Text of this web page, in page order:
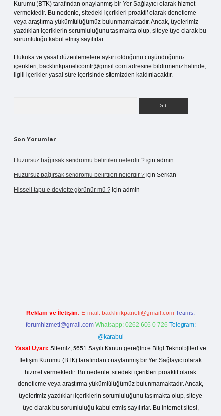
Kurumu (BTK) tarafından onaylanmış bir Yer Sağlayıcı olarak hizmet
vermektedir. Bu nedenle, sitedeki içerikleri proaktif olarak denetleme
veya araştırma yükümlülüğümüz bulunmamaktadır. Ancak, üyelerimiz
yazdıkları içeriklerin sorumluluğunu taşımakta olup, siteye üye olarak bu
sorumluluğu kabul etmiş sayılırlar.
Hukuka ve yasal düzenlemelere aykırı olduğunu düşündüğünüz
içerikleri, backlinkpanelicomtr@gmail.com adresine bildirmeniz halinde,
ilgili içerikler yasal süre içerisinde sitemizden kaldırılacaktır.
Son Yorumlar
Huzursuz bağırsak sendromu belirtileri nelerdir ? için admin
Huzursuz bağırsak sendromu belirtileri nelerdir ? için Serkan
Hisseli tapu e devlette görünür mü ? için admin
Reklam ve İletişim: E-mail: backlinkpaneli@gmail.com Teams:
forumhizmeti@gmail.com Whatsapp: 0262 606 0 726 Telegram:
@karabul
Yasal Uyarı: Sitemiz, 5651 Sayılı Kanun gereğince Bilgi Teknolojileri ve
İletişim Kurumu (BTK) tarafından onaylanmış bir Yer Sağlayıcı olarak
hizmet vermektedir. Bu nedenle, sitedeki içerikleri proaktif olarak
denetleme veya araştırma yükümlülüğümüz bulunmamaktadır. Ancak,
üyelerimiz yazdıkları içeriklerin sorumluluğunu taşımakta olup, siteye
üye olarak bu sorumluluğu kabul etmiş sayılırlar. Bu internet sitesi,